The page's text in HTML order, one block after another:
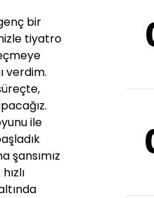
bir
tiyatro
verdim.
ile
şansımız